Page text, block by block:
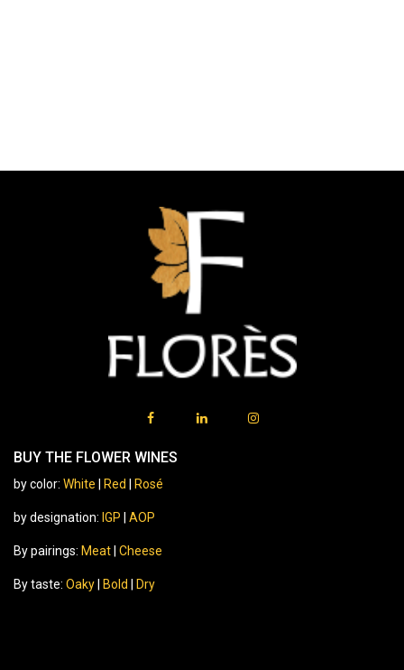
BUY THE FLOWER WINES
by color: White Red Rosé
by designation: IGP AOP
By pairings: Meat Cheese
By taste: Oaky Bold Dry